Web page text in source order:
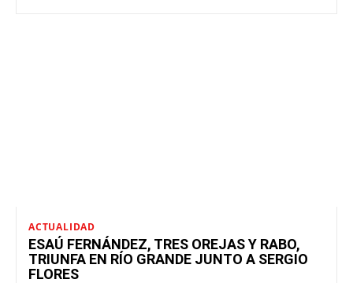
ACTUALIDAD
ESAÚ FERNÁNDEZ, TRES OREJAS Y RABO,
TRIUNFA EN RÍO GRANDE JUNTO A SERGIO
FLORES